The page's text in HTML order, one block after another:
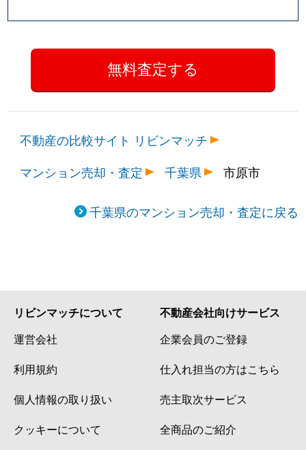
不動産の比較サイト リビンマッチ
マンション売却・査定
千葉県 市原市
千葉県のマンション売却・査定に戻る
リビンマッチについて
運営会社
利用規約
個人情報の取り扱い
クッキーについて
不動産会社向けサービス
企業会員のご登録
仕入れ担当の方はこちら
売主取次サービス
全商品のご紹介